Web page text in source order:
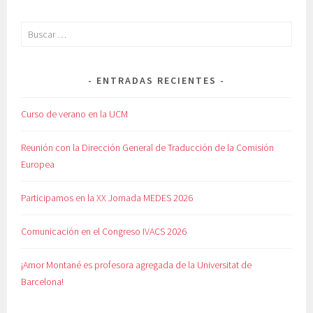
Buscar:
ENTRADAS RECIENTES
Curso de verano en la UCM
Reunión con la Dirección General de Traducción de la Comisión
Europea
Participamos en la XX Jornada MEDES 2026
Comunicación en el Congreso IVACS 2026
¡Amor Montané es profesora agregada de la Universitat de
Barcelona!